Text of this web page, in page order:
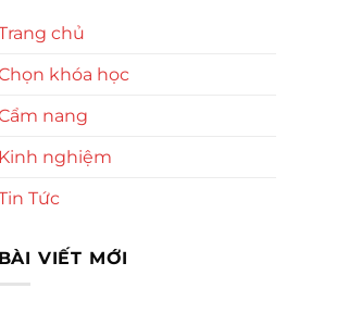
chủ
khóa học
nang
Kinh nghiệm
Tức
BÀI VIẾT MỚI